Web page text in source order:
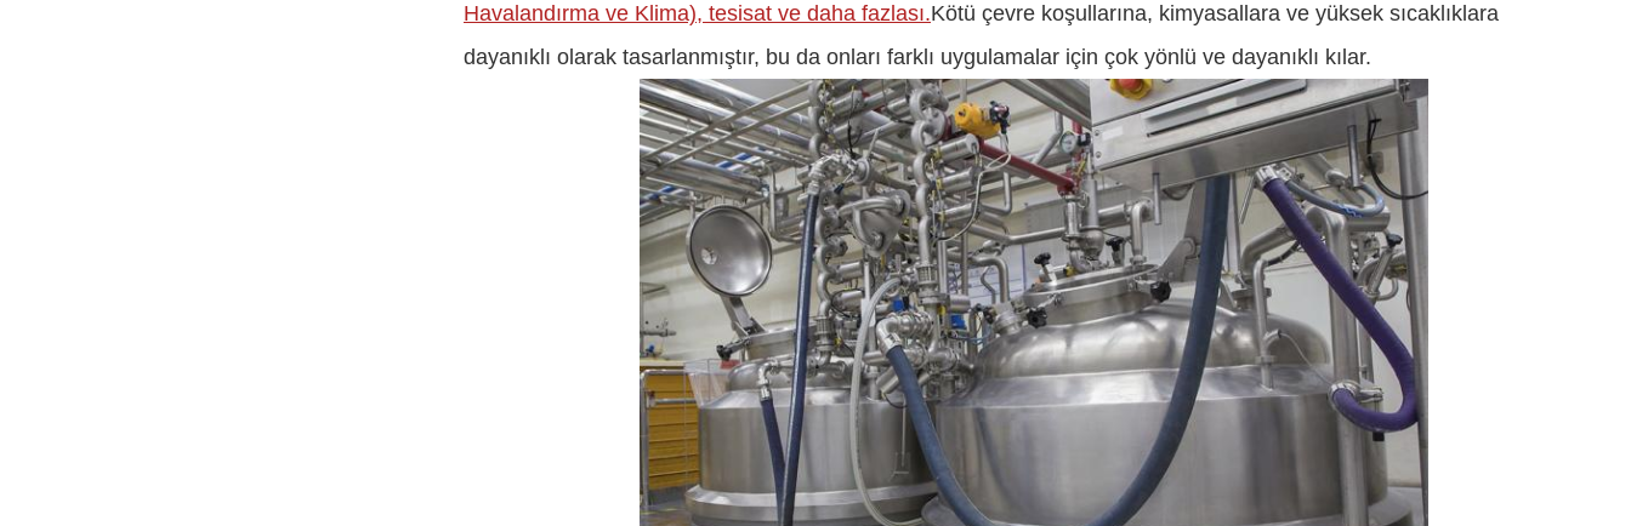
Havalandırma ve Klima), tesisat ve daha fazlası.Kötü çevre koşullarına, kimyasallara ve yüksek sıcaklıklara
dayanıklı olarak tasarlanmıştır, bu da onları farklı uygulamalar için çok yönlü ve dayanıklı kılar.